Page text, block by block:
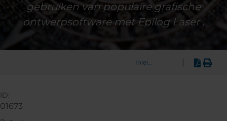
gebruiken van populaire grafische
ontwerpsoftware met Epilog Laser .
Inleiding
ID:
01673